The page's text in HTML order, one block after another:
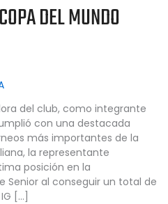
DEL MUNDO
del club, como integrante
con una destacada
más importantes de la
la representante
posición en la
Senior al conseguir un total de
[…]